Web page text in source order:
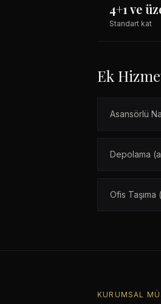
4+1 ve
Standart kat
Ek
Asansörlü
Depolama
Ofis Taşıma
KURUMSAL